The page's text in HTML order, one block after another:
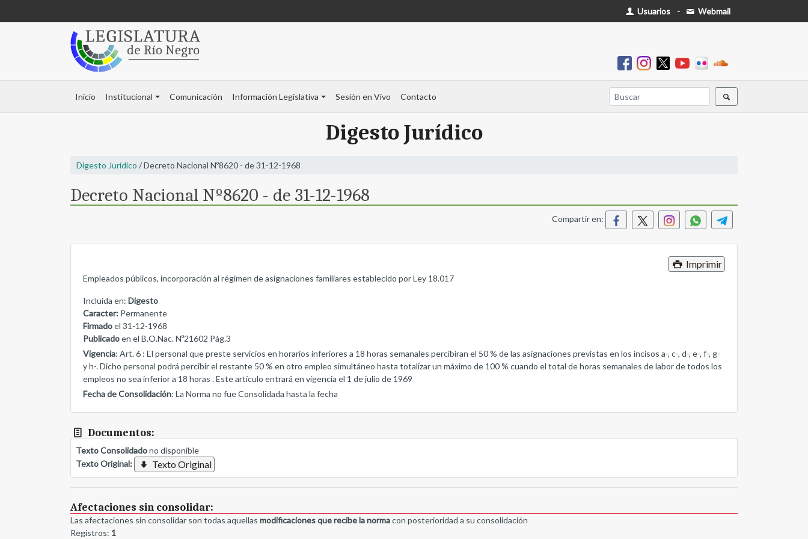
Usuarios - Webmail
Inicio Institucional Comunicación Información Legislativa Sesión en Vivo Contacto
Digesto Jurídico
Digesto Jurídico / Decreto Nacional Nº8620 - de 31-12-1968
Decreto Nacional Nº8620 - de 31-12-1968
Compartir en:
Imprimir
Empleados públicos, incorporación al régimen de asignaciones familiares establecido por Ley 18.017
Incluida en: Digesto
Caracter: Permanente
Firmadoel 31-12-1968
Publicadoen el B.O.Nac. Nº21602 Pág.3
Vigencia: Art. 6 : El personal que preste servicios en horarios inferiores a 18 horas semanales percibiran el 50 % de las asignaciones previstas en los incisos a-, c-, d-, e-, f-, g-
y h-. Dicho personal podrá percibir el restante 50 % en otro empleo simultáneo hasta totalizar un máximo de 100 % cuando el total de horas semanales de labor de todos los
empleos no sea inferior a 18 horas . Este artículo entrará en vigencia el 1 de julio de 1969
Fecha de Consolidación: La Norma no fue Consolidada hasta la fecha
Documentos:
Texto Consolidadono disponible
Texto Original:
Texto Original
Afectaciones sin consolidar:
Las afectaciones sin consolidar son todas aquellas modificaciones que recibe la normacon posterioridad a su consolidación
Registros: 1